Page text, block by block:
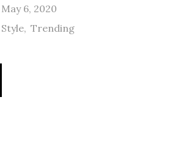
May 6, 2020
Style Trending